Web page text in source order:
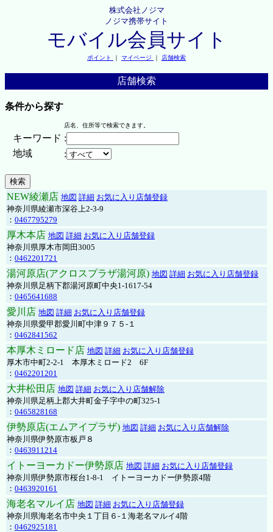
株式会社ノジマ
ノジマ携帯サイト
モバイル会員サイト
ポイント ｜ マイページ ｜ 店舗検索
店舗検索
条件から探す
店名、住所等で検索できます。
キーワード :
地域
:
NEW綾瀬店 地図 詳細 お気に入り店舗登録
神奈川県綾瀬市深谷上2-3-9
： 0467795279
厚木本店 地図 詳細 お気に入り店舗登録
神奈川県厚木市岡田3005
： 0462201721
湯河原店(アクロスプラザ湯河原) 地図 詳細 お気に入り店舗登録
神奈川県足柄下郡湯河原町中央1-1617-54
： 0465641688
愛川店 地図 詳細 お気に入り店舗登録
神奈川県愛甲郡愛川町中津９７５-１
： 0462841562
本厚木ミロード店 地図 詳細 お気に入り店舗登録
厚木市中町2-2-1 本厚木ミロード2 6F
： 0462201201
大井松田店 地図 詳細 お気に入り店舗解除
神奈川県足柄上郡大井町金子字中の町325-1
： 0465828168
伊勢原店(エムアイプラザ) 地図 詳細 お気に入り店舗解除
神奈川県伊勢原市板戸８
： 0463911214
イトーヨーカドー伊勢原店 地図 詳細 お気に入り店舗登録
神奈川県伊勢原市桜台1-8-1 イトーヨーカドー伊勢原4階
： 0463920161
海老名マルイ店 地図 詳細 お気に入り店舗登録
神奈川県海老名市中央１丁目６-１海老名マルイ4階
： 0462925181